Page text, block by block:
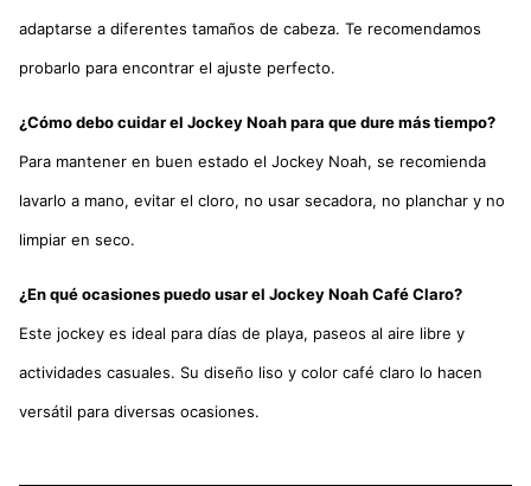
adaptarse a diferentes tamaños de cabeza. Te recomendamos
probarlo para encontrar el ajuste perfecto.
¿Cómo debo cuidar el Jockey Noah para que dure más tiempo?
Para mantener en buen estado el Jockey Noah, se recomienda
lavarlo a mano, evitar el cloro, no usar secadora, no planchar y no
limpiar en seco.
¿En qué ocasiones puedo usar el Jockey Noah Café Claro?
Este jockey es ideal para días de playa, paseos al aire libre y
actividades casuales. Su diseño liso y color café claro lo hacen
versátil para diversas ocasiones.